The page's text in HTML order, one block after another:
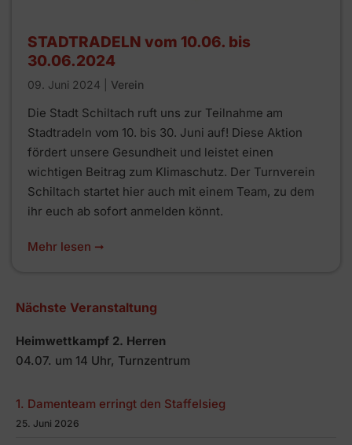
STADTRADELN vom 10.06. bis
30.06.2024
09. Juni 2024 Verein
Die Stadt Schiltach ruft uns zur Teilnahme am
Stadtradeln vom 10. bis 30. Juni auf! Diese Aktion
fördert unsere Gesundheit und leistet einen
wichtigen Beitrag zum Klimaschutz. Der Turnverein
Schiltach startet hier auch mit einem Team, zu dem
ihr euch ab sofort anmelden könnt.
Mehr lesen ➞
Nächste Veranstaltung
Heimwettkampf 2. Herren
04.07. um 14 Uhr, Turnzentrum
1. Damenteam erringt den Staffelsieg
25. Juni 2026